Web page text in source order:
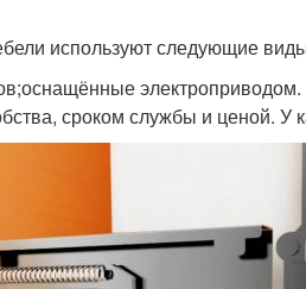
используют следующие
электроприводом.
сроком службы и ценой. У